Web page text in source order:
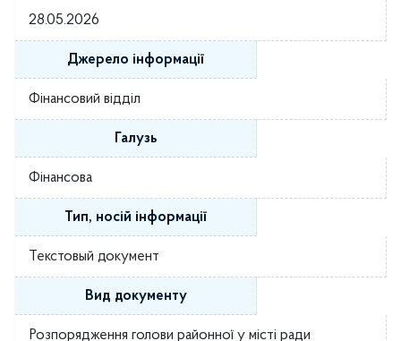
28.05.2026
Джерело інформації
Фінансовий відділ
Галузь
Фінансова
Тип, носій інформації
Текстовый документ
Вид документу
Розпорядження голови районної у місті ради